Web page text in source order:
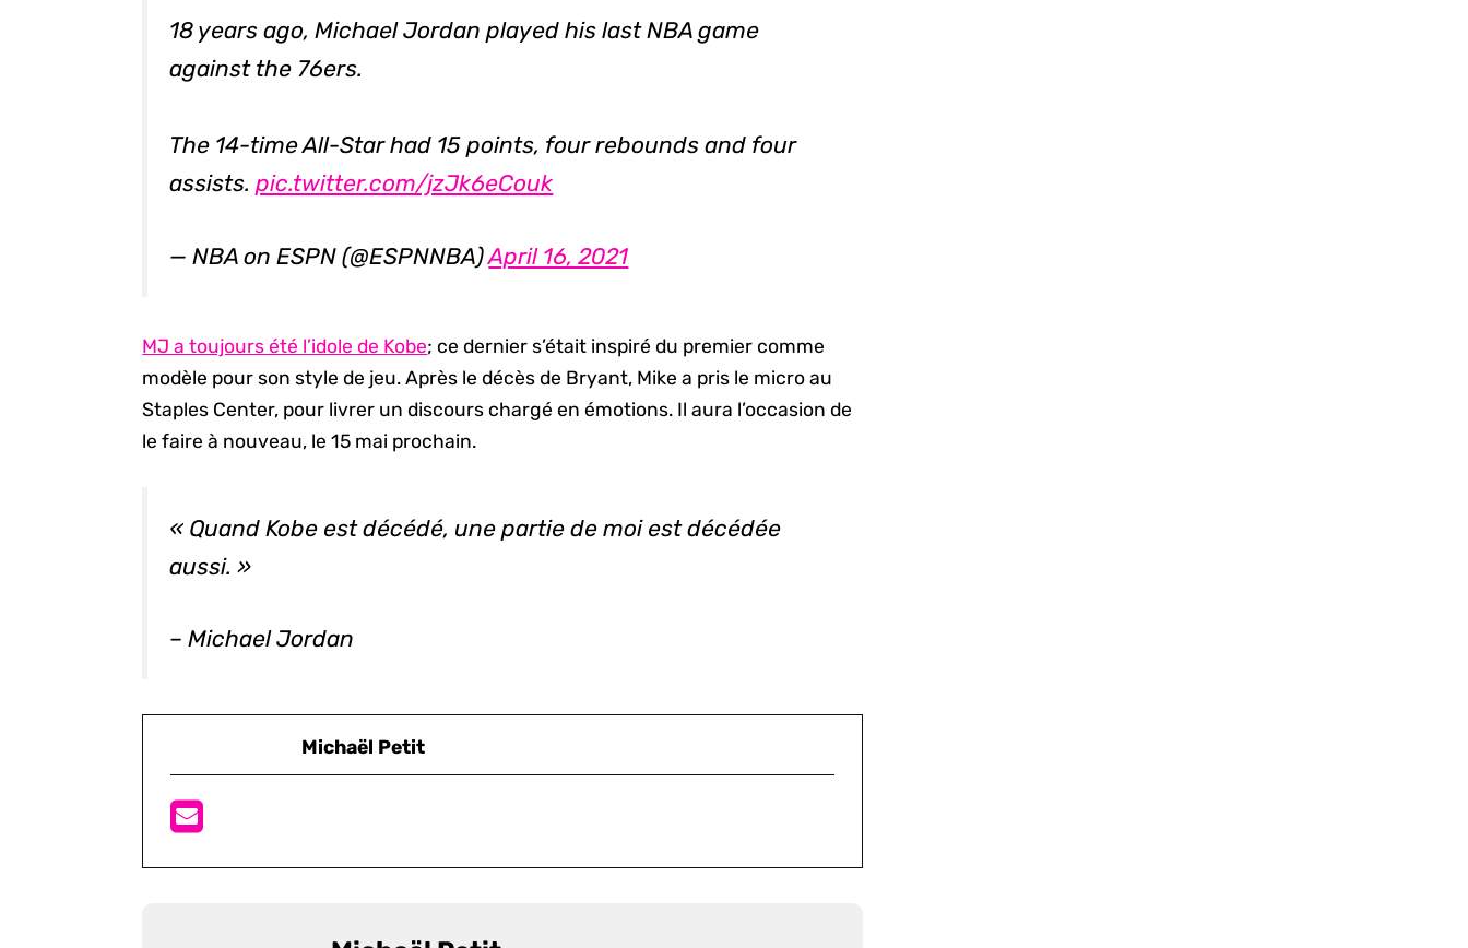
18 years ago, Michael Jordan played his last NBA game
against the 76ers.
The 14-time All-Star had 15 points, four rebounds and four
assists.pic.twitter.com/jzJk6eCouk
— NBA on ESPN (@ESPNNBA)April 16, 2021
MJ a toujours été l’idole de Kobe; ce dernier s’était inspiré du premier comme
modèle pour son style de jeu. Après le décès de Bryant, Mike a pris le micro au
Staples Center, pour livrer un discours chargé en émotions. Il aura l’occasion de
le faire à nouveau, le 15 mai prochain.
« Quand Kobe est décédé, une partie de moi est décédée
aussi. »
– Michael Jordan
Michaël Petit